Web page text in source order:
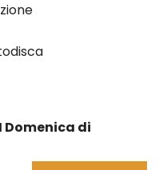
Domenica di